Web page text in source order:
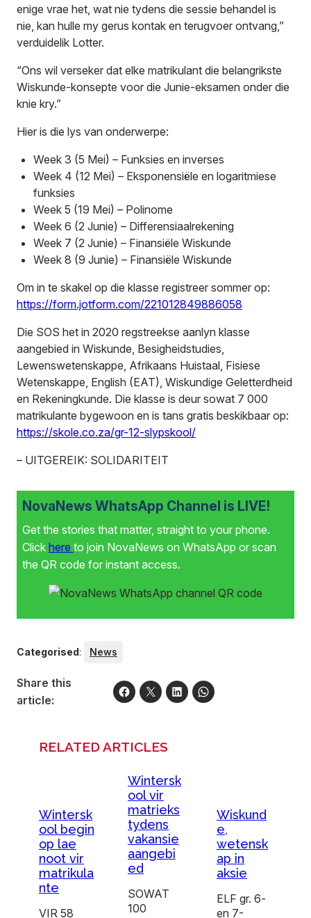
enige vrae het, wat nie tydens die sessie behandel is
nie, kan hulle my gerus kontak en terugvoer ontvang,”
verduidelik Lotter.
“Ons wil verseker dat elke matrikulant die belangrikste
Wiskunde-konsepte voor die Junie-eksamen onder die
knie kry.”
Hier is die lys van onderwerpe:
Week 3 (5 Mei) – Funksies en inverses
Week 4 (12 Mei) – Eksponensiële en logaritmiese
funksies
Week 5 (19 Mei) – Polinome
Week 6 (2 Junie) – Differensiaalrekening
Week 7 (2 Junie) – Finansiële Wiskunde
Week 8 (9 Junie) – Finansiële Wiskunde
Om in te skakel op die klasse registreer sommer op:
https://form.jotform.com/221012849886058
Die SOS het in 2020 regstreekse aanlyn klasse
aangebied in Wiskunde, Besigheidstudies,
Lewenswetenskappe, Afrikaans Huistaal, Fisiese
Wetenskappe, English (EAT), Wiskundige Geletterdheid
en Rekeningkunde. Die klasse is deur sowat 7 000
matrikulante bygewoon en is tans gratis beskikbaar op:
https://skole.co.za/gr-12-slypskool/
– UITGEREIK: SOLIDARITEIT
NovaNews WhatsApp Channel is LIVE!
Get the stories that matter, straight to your phone.
Click here to join NovaNews on WhatsApp or scan
the QR code for instant access.
Categorised: News
Share this
article:
RELATED ARTICLES
Wintersk
ool begin
op lae
noot vir
matrikula
nte
VIR 58
Wintersk
ool vir
matrieks
tydens
vakansie
aangebi
ed
SOWAT
100
Wiskund
e,
wetensk
ap in
aksie
ELF gr. 6-
en 7-